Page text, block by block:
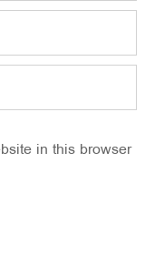
in this browser